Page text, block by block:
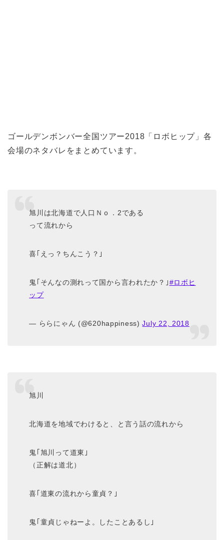
ゴールデンボンバー全国ツアー2018「ロボヒップ」各
会場のネタバレをまとめています。
旭川は北海道で人口Ｎｏ．2である
って流れから
喜｢えっ？ちんこう？｣
鬼｢そんなの測れって国から言われたか？｣#ロボヒ
ップ
— ららにゃん (@620happiness)July 22, 2018
旭川
北海道を地域でわけると、と言う話の流れから
鬼｢旭川って道東｣
（正解は道北）
喜｢道東の流れから童貞？｣
鬼｢童貞じゃねーよ。したことあるし｣